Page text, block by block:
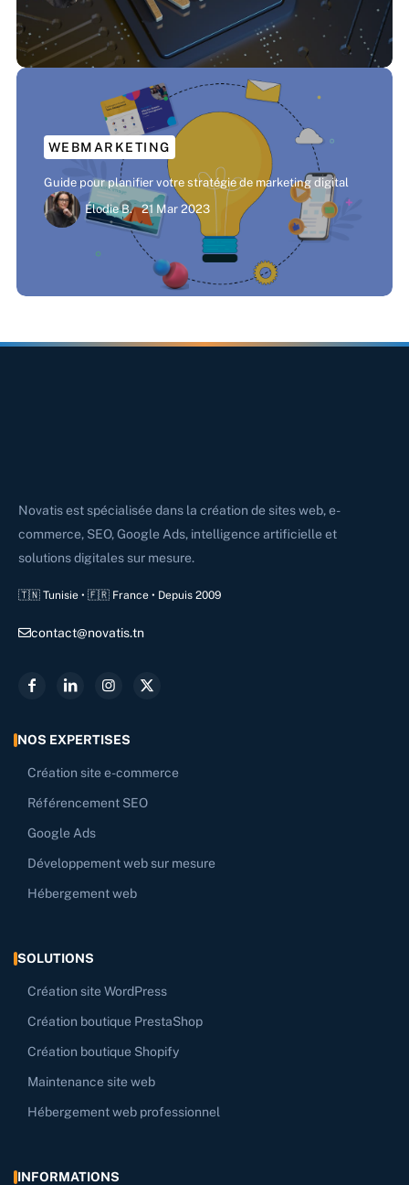
WEBMARKETING
Guide pour planifier votre stratégie de marketing digital
Élodie B.
21 Mar 2023
Novatis est spécialisée dans la création de sites web, e-
commerce, SEO, Google Ads, intelligence artificielle et
solutions digitales sur mesure.
🇹🇳 Tunisie • 🇫🇷 France • Depuis 2009
contact@novatis.tn
NOS EXPERTISES
Création site e-commerce
Référencement SEO
Google Ads
Développement web sur mesure
Hébergement web
SOLUTIONS
Création site WordPress
Création boutique PrestaShop
Création boutique Shopify
Maintenance site web
Hébergement web professionnel
INFORMATIONS